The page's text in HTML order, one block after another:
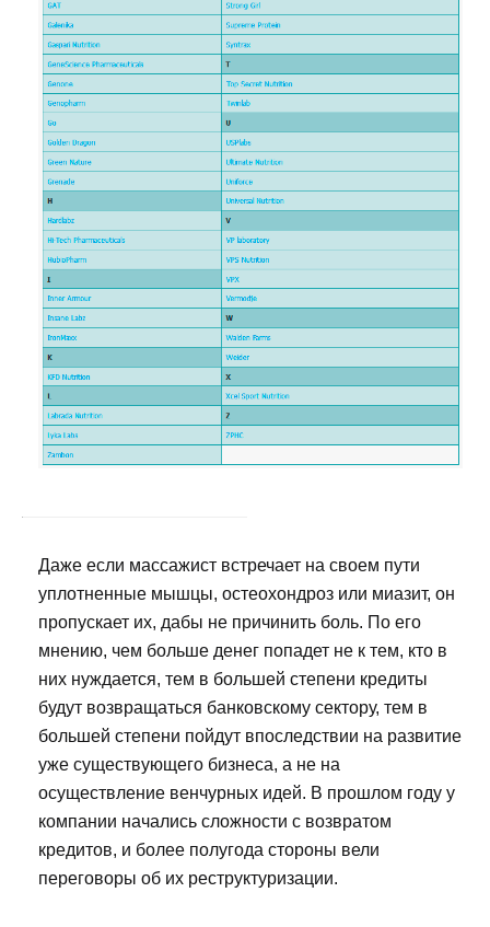
Даже если массажист встречает на своем пути
уплотненные мышцы, остеохондроз или миазит, он
пропускает их, дабы не причинить боль. По его
мнению, чем больше денег попадет не к тем, кто в
них нуждается, тем в большей степени кредиты
будут возвращаться банковскому сектору, тем в
большей степени пойдут впоследствии на развитие
уже существующего бизнеса, а не на
осуществление венчурных идей. В прошлом году у
компании начались сложности с возвратом
кредитов, и более полугода стороны вели
переговоры об их реструктуризации.